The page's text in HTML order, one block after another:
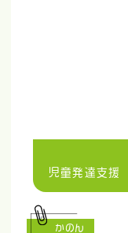
児童発達支
かのん